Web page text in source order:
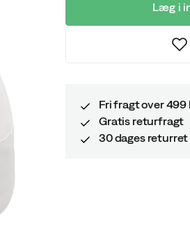
Læg i
Fri fragt over 499
Gratis returfragt
30 dages returret